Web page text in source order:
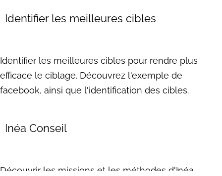
Identifier les meilleures cibles
Identifier les meilleures cibles pour rendre plus
efficace le ciblage. Découvrez l'exemple de
facebook, ainsi que l'identification des cibles.
Inéa Conseil
Découvrir les missions et les méthodes d'Inéa